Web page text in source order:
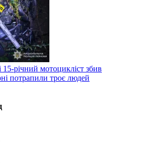
річний мотоцикліст збив
потрапили троє людей